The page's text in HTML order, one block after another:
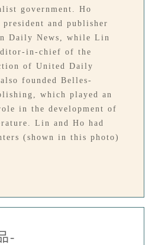
government. Ho
president and publisher
Daily News, while Lin
in-chief of the
of United Daily
founded Belles-
which played an
in the development of
Lin and Ho had
(shown in this photo)
-